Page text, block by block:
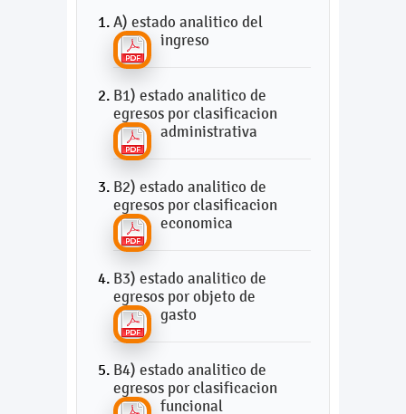
A) estado analitico del
ingreso
B1) estado analitico de
egresos por clasificacion
administrativa
B2) estado analitico de
egresos por clasificacion
economica
B3) estado analitico de
egresos por objeto de
gasto
B4) estado analitico de
egresos por clasificacion
funcional